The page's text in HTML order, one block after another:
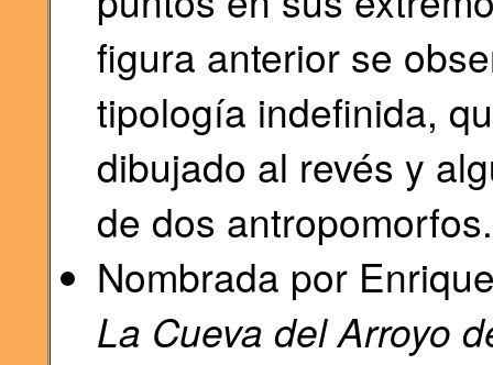
figura anterior se
tipología indefinida,
dibujado al revés y
de dos antropomorfos.
Nombrada por
La Cueva del Arroyo